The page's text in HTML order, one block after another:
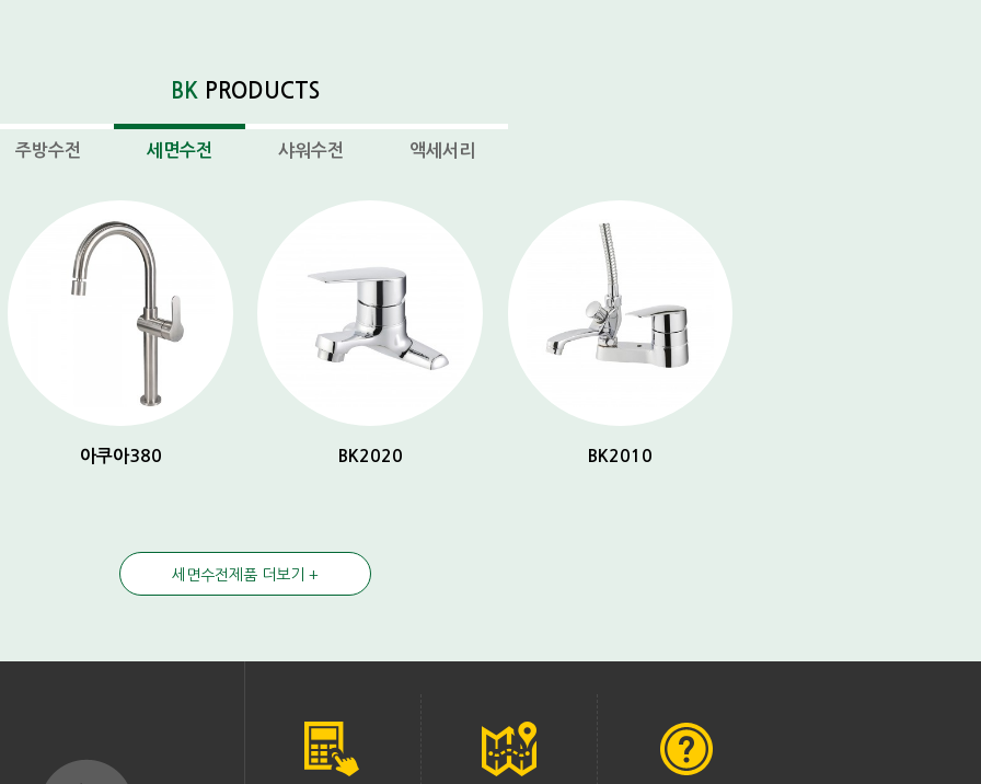
BK PRODUCTS
주방수전 세면수전 샤워수전 액세서리
아쿠아380 BK2020 BK2010
세면수전제품 더보기 +